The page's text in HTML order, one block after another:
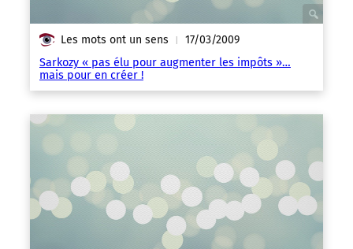
Les mots ont un sens | 17/03/2009
Sarkozy « pas élu pour augmenter les impôts »…
mais pour en créer !